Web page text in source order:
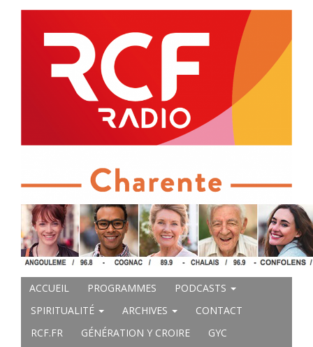
ACCUEIL PROGRAMMES
PODCASTS
SPIRITUALITÉ
ARCHIVES
CONTACT
RCF.FR
GÉNÉRATION Y CROIRE
GYC